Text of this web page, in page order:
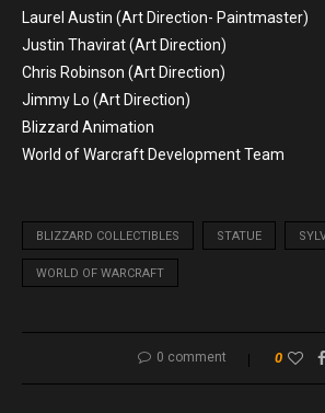
Laurel Austin (Art Direction- Paintmaster)
Justin Thavirat (Art Direction)
Chris Robinson (Art Direction)
Jimmy Lo (Art Direction)
Blizzard Animation
World of Warcraft Development Team
BLIZZARD COLLECTIBLES STATUE
WORLD OF WARCRAFT
0 comment 0